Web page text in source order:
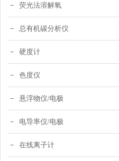
荧光法溶解氧
总有机碳分析仪
硬度计
色度仪
悬浮物仪/电极
电导率仪/电极
在线离子计